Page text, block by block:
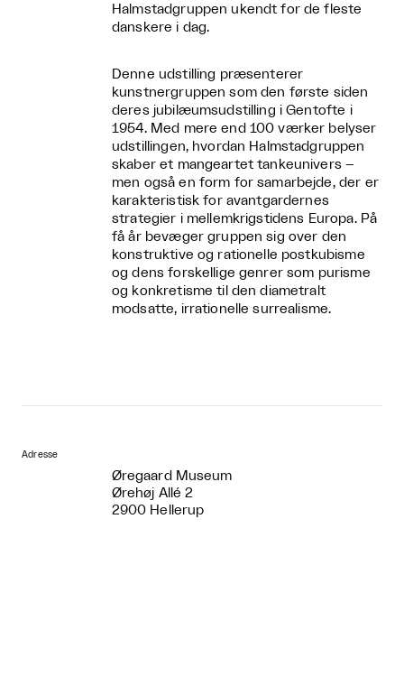
Halmstadgruppen ukendt for de fleste
danskere i dag.
Denne udstilling præsenterer
kunstnergruppen som den første siden
deres jubilæumsudstilling i Gentofte i
1954. Med mere end 100 værker belyser
udstillingen, hvordan Halmstadgruppen
skaber et mangeartet tankeunivers –
men også en form for samarbejde, der er
karakteristisk for avantgardernes
strategier i mellemkrigstidens Europa. På
få år bevæger gruppen sig over den
konstruktive og rationelle postkubisme
og dens forskellige genrer som purisme
og konkretisme til den diametralt
modsatte, irrationelle surrealisme.
Adresse
Øregaard Museum
Ørehøj Allé 2
2900 Hellerup